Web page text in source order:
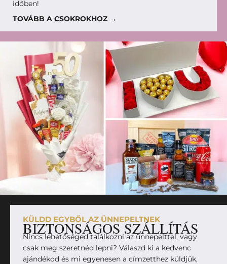
időben!
TOVÁBB A CSOKROKHOZ →
KÜLDD EGYBŐL AZ ÜNNEPELTNEK
BIZTONSÁGOS SZÁLLÍTÁS
Nincs lehetőséged találkozni az ünnepelttel, vagy
csak meg szeretnéd lepni? Válaszd ki a kedvenc
ajándékod és mi egyenesen a címzetthez küldjük,